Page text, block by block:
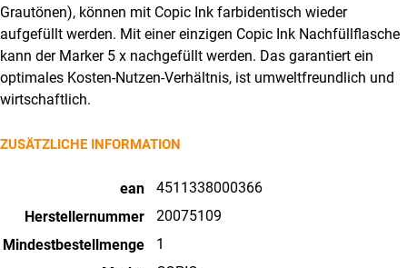
Grautönen), können mit Copic Ink farbidentisch wieder
aufgefüllt werden. Mit einer einzigen Copic Ink Nachfüllflasche
kann der Marker 5 x nachgefüllt werden. Das garantiert ein
optimales Kosten-Nutzen-Verhältnis, ist umweltfreundlich und
wirtschaftlich.
ZUSÄTZLICHE INFORMATION
ean
4511338000366
Herstellernummer
20075109
Mindestbestellmenge
1